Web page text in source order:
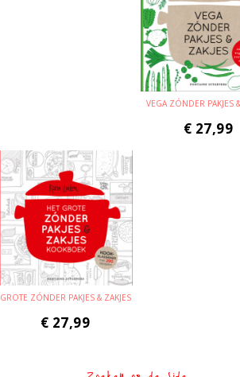
VEGA ZÓNDER PAKJES
€ 27,99
GROTE ZÓNDER PAKJES & ZAKJES
€ 27,99